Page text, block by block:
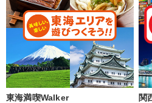
東海満喫Walker 関